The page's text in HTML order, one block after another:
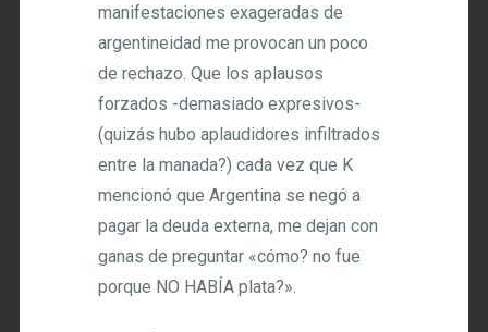
manifestaciones exageradas de
argentineidad me provocan un poco
de rechazo. Que los aplausos
forzados -demasiado expresivos-
(quizás hubo aplaudidores infiltrados
entre la manada?) cada vez que K
mencionó que Argentina se negó a
pagar la deuda externa, me dejan con
ganas de preguntar «cómo? no fue
porque NO HABÍA plata?».